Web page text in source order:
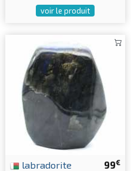
voir le produit
99€
labradorite